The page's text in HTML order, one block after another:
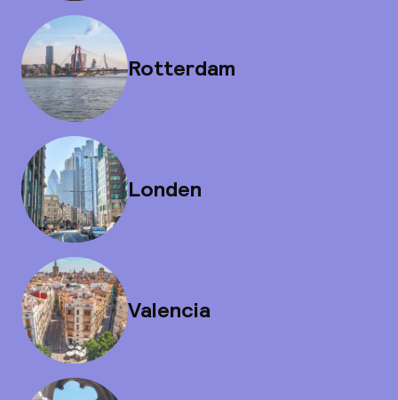
Rotterdam
Londen
Valencia